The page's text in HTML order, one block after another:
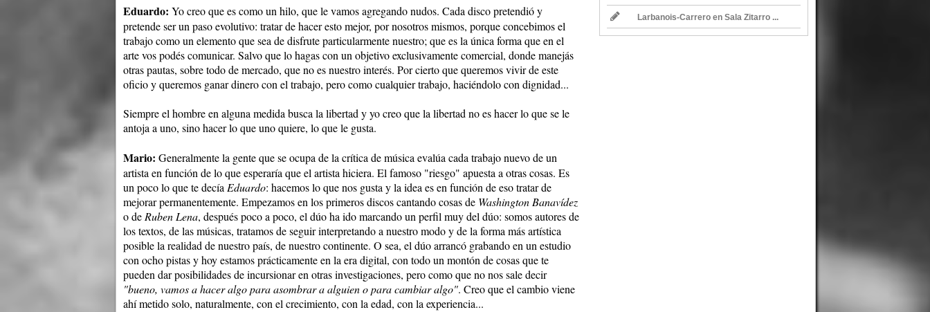
Eduardo: Yo creo que es como un hilo, que le vamos agregando nudos. Cada disco pretendió y
pretende ser un paso evolutivo: tratar de hacer esto mejor, por nosotros mismos, porque concebimos el
trabajo como un elemento que sea de disfrute particularmente nuestro; que es la única forma que en el
arte vos podés comunicar. Salvo que lo hagas con un objetivo exclusivamente comercial, donde manejás
otras pautas, sobre todo de mercado, que no es nuestro interés. Por cierto que queremos vivir de este
oficio y queremos ganar dinero con el trabajo, pero como cualquier trabajo, haciéndolo con dignidad...
Siempre el hombre en alguna medida busca la libertad y yo creo que la libertad no es hacer lo que se le
antoja a uno, sino hacer lo que uno quiere, lo que le gusta.
Mario: Generalmente la gente que se ocupa de la crítica de música evalúa cada trabajo nuevo de un
artista en función de lo que esperaría que el artista hiciera. El famoso "riesgo" apuesta a otras cosas. Es
un poco lo que te decíaEduardo: hacemos lo que nos gusta y la idea es en función de eso tratar de
mejorar permanentemente. Empezamos en los primeros discos cantando cosas de Washington Banavídez
o deRuben Lena, después poco a poco, el dúo ha ido marcando un perfil muy del dúo: somos autores de
los textos, de las músicas, tratamos de seguir interpretando a nuestro modo y de la forma más artística
posible la realidad de nuestro país, de nuestro continente. O sea, el dúo arrancó grabando en un estudio
con ocho pistas y hoy estamos prácticamente en la era digital, con todo un montón de cosas que te
pueden dar posibilidades de incursionar en otras investigaciones, pero como que no nos sale decir
"bueno, vamos a hacer algo para asombrar a alguien o para cambiar algo". Creo que el cambio viene
ahí metido solo, naturalmente, con el crecimiento, con la edad, con la experiencia...
Larbanois-Carrero en Sala Zitarro ...